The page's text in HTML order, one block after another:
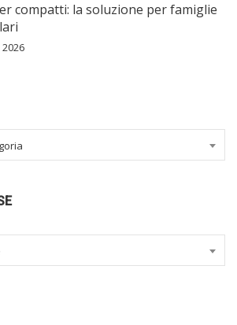
compatti: la soluzione per famiglie